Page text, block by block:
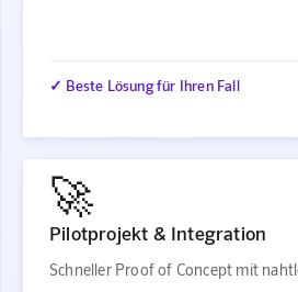
✓ Beste Lösung für Ihren Fall
🚀
Pilotprojekt & Integration
Schneller Proof of Concept mit